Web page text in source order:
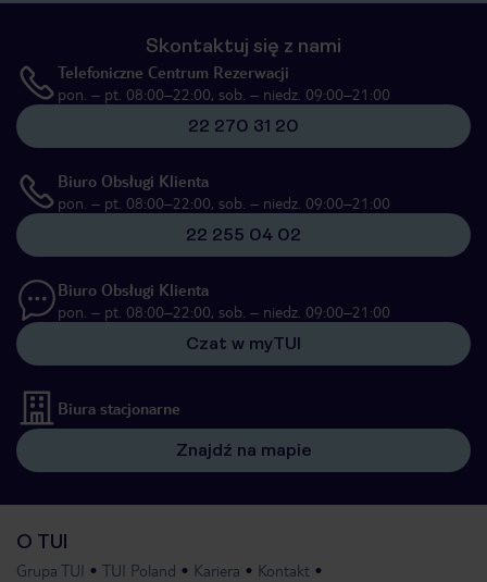
Skontaktuj się z nami
Telefoniczne Centrum Rezerwacji
pon. – pt. 08:00–22:00, sob. – niedz. 09:00–21:00
22 270 31 20
Biuro Obsługi Klienta
pon. – pt. 08:00–22:00, sob. – niedz. 09:00–21:00
22 255 04 02
Biuro Obsługi Klienta
pon. – pt. 08:00–22:00, sob. – niedz. 09:00–21:00
Czat w myTUI
Biura stacjonarne
Znajdź na mapie
O TUI
Grupa TUI TUI Poland Kariera
Kontakt